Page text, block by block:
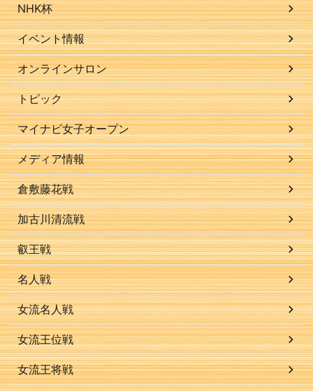
NHK杯
イベント情報
オンラインサロン
トピック
マイナビ女子オープン
メディア情報
倉敷藤花戦
加古川清流戦
叡王戦
名人戦
女流名人戦
女流王位戦
女流王将戦